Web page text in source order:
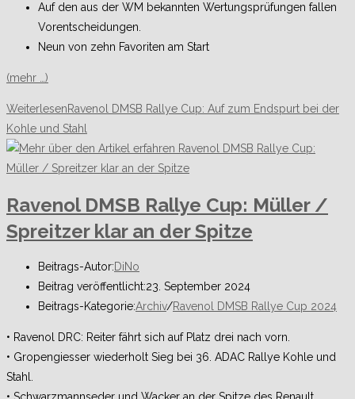
Auf den aus der WM bekannten Wertungsprüfungen fallen
Vorentscheidungen.
Neun von zehn Favoriten am Start
(mehr …)
WeiterlesenRavenol DMSB Rallye Cup: Auf zum Endspurt bei der
Kohle und Stahl
Ravenol DMSB Rallye Cup: Müller /
Spreitzer klar an der Spitze
Beitrags-Autor:DiNo
Beitrag veröffentlicht:23. September 2024
Beitrags-Kategorie:Archiv/Ravenol DMSB Rallye Cup 2024
• Ravenol DRC: Reiter fährt sich auf Platz drei nach vorn.
• Gropengiesser wiederholt Sieg bei 36. ADAC Rallye Kohle und
Stahl.